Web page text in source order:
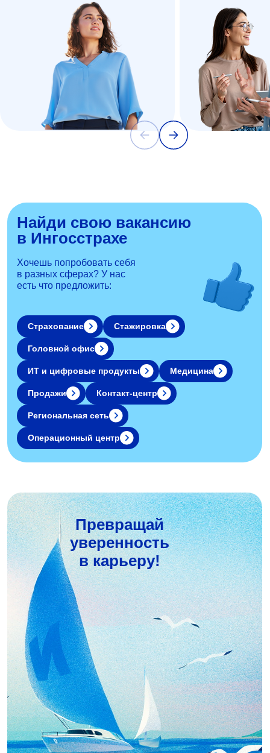
Найди свою вакансию
в Ингосстрахе
Хочешь попробовать себя
в разных сферах? У нас
есть что предложить:
Страхование
Головной офис
ИТ и цифровые продукты Медицина
Продажи Контакт-центр
Региональная сеть
Операционный центр
Стажировка
Превращай
уверенность
в карьеру!